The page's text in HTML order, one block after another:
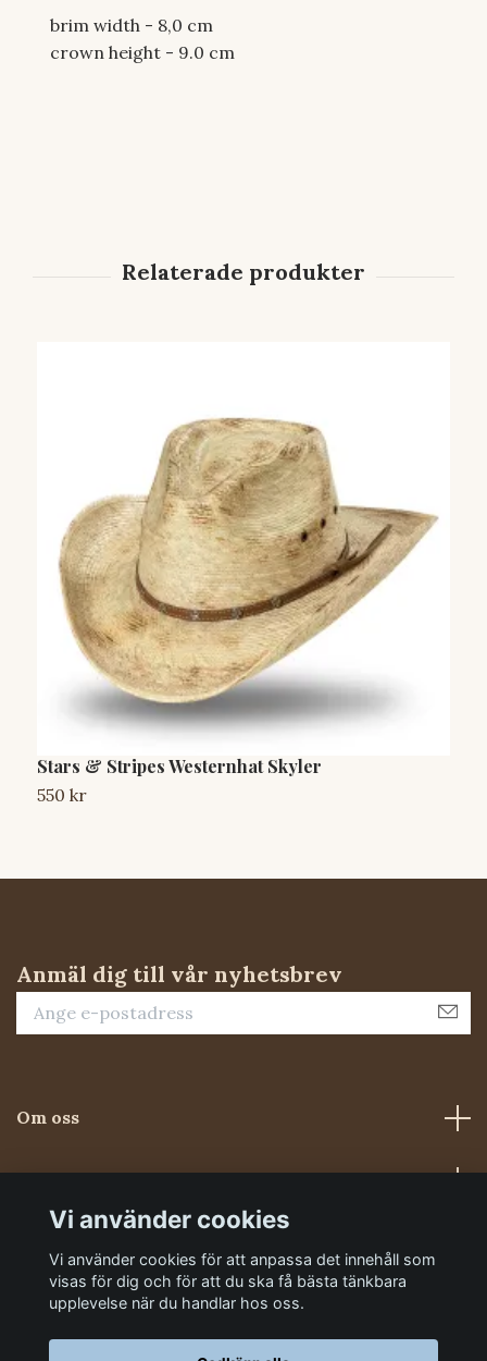
brim width - 8,0 cm
crown height - 9.0 cm
Stars & Stripes Westernhat Skyler
550 kr
Anmäl dig till vår nyhetsbrev
Om oss
Kundtjänst
Sociala medier
Vi använder cookies
Vi använder cookies för att anpassa det innehåll som
visas för dig och för att du ska få bästa tänkbara
upplevelse när du handlar hos oss.